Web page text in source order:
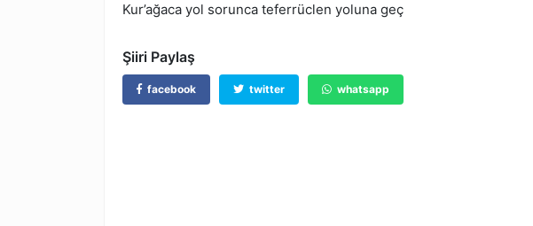
Kur’ağaca yol sorunca teferrüclen yoluna geç
Şiiri Paylaş
facebook twitter whatsapp